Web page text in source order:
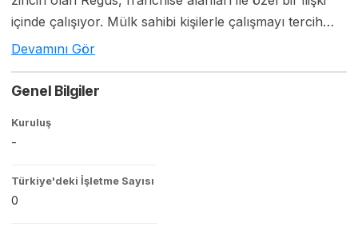
içinde çalışıyor. Mülk sahibi kişilerle çalışmayı tercih
eden Regus, tüm satış ve pazarlama faaliyetlerini
adeta mülkünü kiralamış gibi rahat ediyor, kiraya
prestijli binalar, en az 200 m2 büyüklük tercih ediliyor.
Devamını Gör
Genel Bilgiler
Kuruluş
-
Türkiye'deki İşletme Sayısı
0